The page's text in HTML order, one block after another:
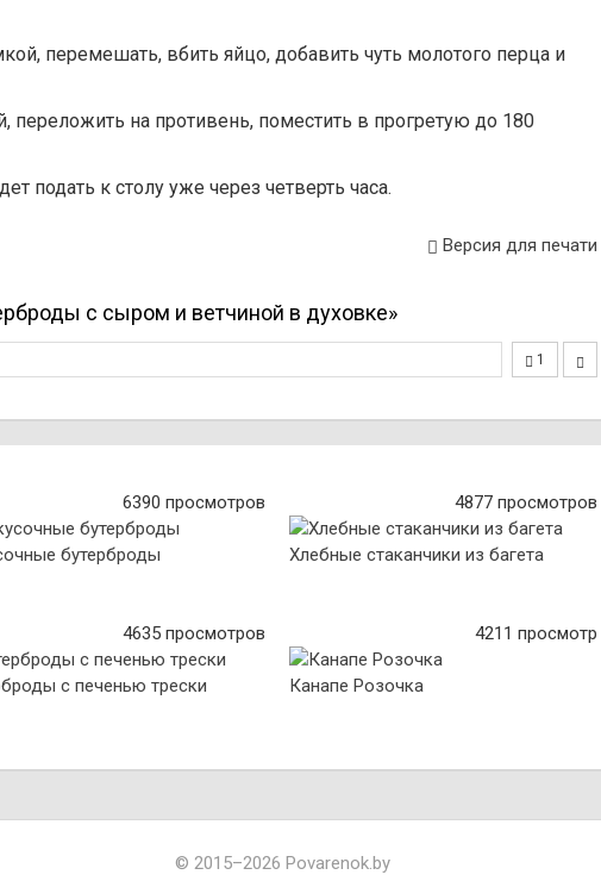
перемешать, вбить яйцо, добавить чуть молотого перца и
переложить на противень, поместить в прогретую до 180
подать к столу уже через четверть часа.
Версия для печати
с сыром и ветчиной в духовке»
1
6390 просмотров
бутерброды
4877 просмотров
Хлебные стаканчики из багета
4635 просмотров
с печенью трески
4211 просмотр
Канапе Розочка
© 2015–2026 Povarenok.by